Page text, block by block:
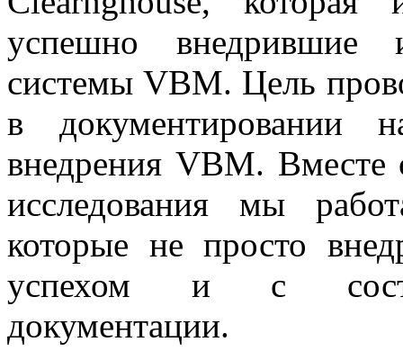
успешно внедрившие
системы VBM. Цель
в документировании
внедрения VBM. Вместе
исследования мы
которые не просто
успехом и с
документации.